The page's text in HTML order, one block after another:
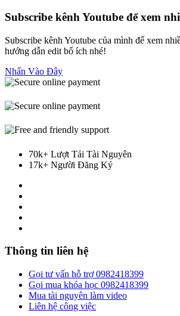
Subscribe kênh Youtube để xem
Subscribe kênh Youtube của mình để xem
hướng dẫn edit bổ ích nhé!
Nhấn Vào Đây
70k+ Lượt Tải Tài Nguyên
17k+ Người Đăng Ký
Thông tin liên hệ
Gọi tư vấn hỗ trợ 0982418399
Gọi mua khóa học 0982418399
Mua tài nguyên làm video
Liên hệ công việc